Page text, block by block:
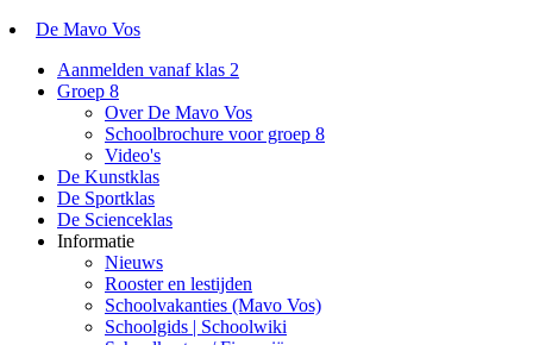
De Mavo Vos
Aanmelden vanaf klas 2
Groep 8
Over De Mavo Vos
Schoolbrochure voor groep 8
Video's
De Kunstklas
De Sportklas
De Scienceklas
Informatie
Nieuws
Rooster en lestijden
Schoolvakanties (Mavo Vos)
Schoolgids | Schoolwiki